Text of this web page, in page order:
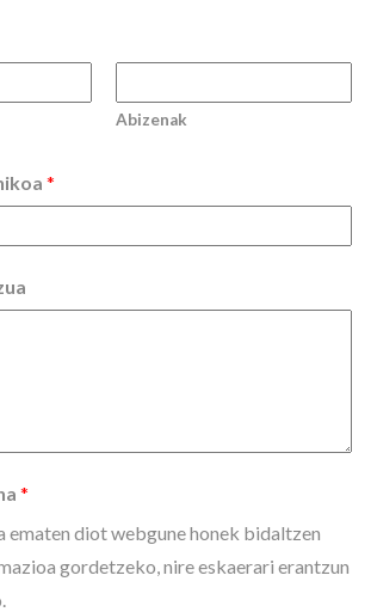
Abizenak
*
*
ematen diot webgune honek bidaltzen
gordetzeko, nire eskaerari erantzun